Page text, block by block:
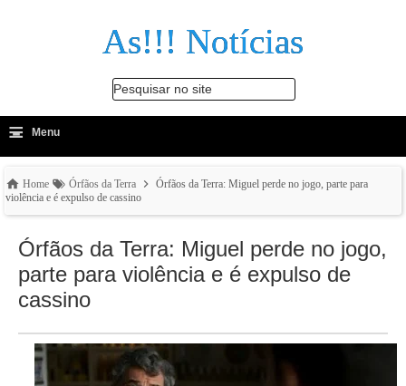
As!!! Notícias
Pesquisar no site
-
≡ Menu
Home Órfãos da Terra
Órfãos da Terra: Miguel perde no jogo, parte para
violência e é expulso de cassino
Órfãos da Terra: Miguel perde no jogo,
parte para violência e é expulso de
cassino